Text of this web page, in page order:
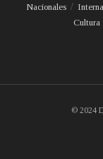
Nacionales
Cultura
© 2024